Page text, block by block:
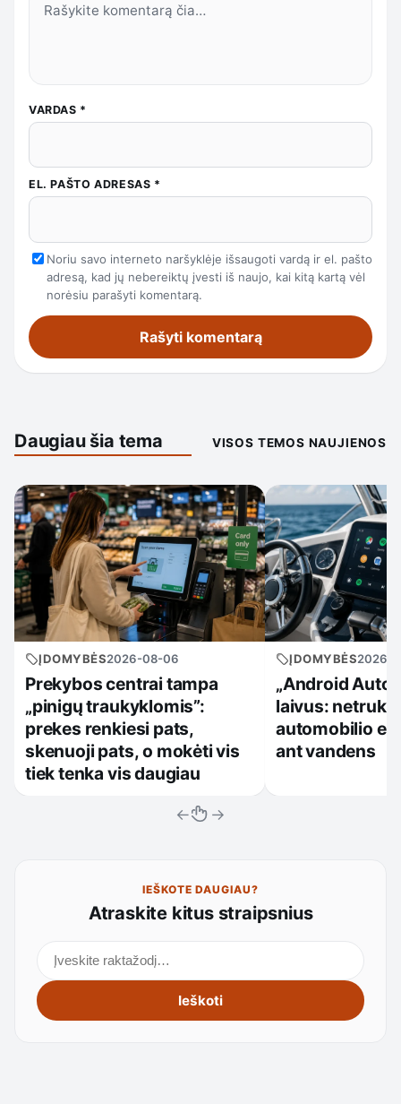
VARDAS *
EL. PAŠTO ADRESAS *
Noriu savo interneto naršyklėje išsaugoti vardą ir el. pašto
adresą, kad jų nebereiktų įvesti iš naujo, kai kitą kartą vėl
norėsiu parašyti komentarą.
Daugiau šia tema VISOS TEMOS NAUJIENOS
ĮDOMYBĖS2026-08-06
Prekybos centrai tampa
„pinigų traukyklomis”:
prekes renkiesi pats,
skenuoji pats, o mokėti vis
tiek tenka vis daugiau
ĮDOMYBĖS2026-
„Android
laivus:
automobilio
ant vandens
← →
IEŠKOTE DAUGIAU?
Atraskite kitus straipsnius
Ieškoti